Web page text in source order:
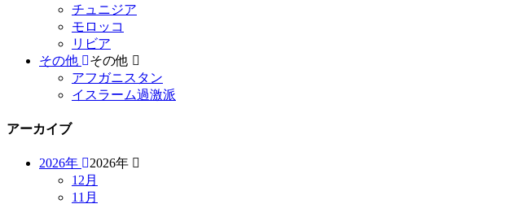
チュニジア
モロッコ
リビア
その他
その他
アフガニスタン
イスラーム過激派
アーカイブ
2026年
2026年
12月
11月